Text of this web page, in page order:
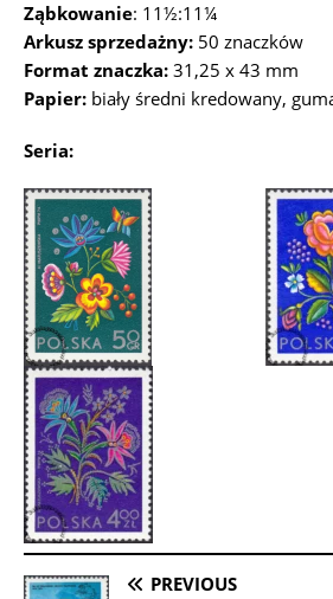
Ząbkowanie: 11½:11¼
Arkusz sprzedażny: 50 znaczków
Format znaczka: 31,25 x 43 mm
Papier: biały średni kredowany,
Seria:
PREVIOUS